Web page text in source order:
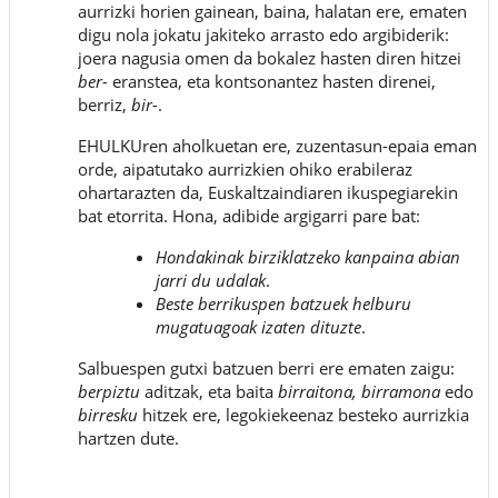
aurrizki horien gainean, baina, halatan ere, ematen
digu nola jokatu jakiteko arrasto edo argibiderik:
joera nagusia omen da bokalez hasten diren hitzei
ber- eranstea, eta kontsonantez hasten direnei,
berriz, bir-.
EHULKUren aholkuetan ere, zuzentasun-epaia eman
orde, aipatutako aurrizkien ohiko erabileraz
ohartarazten da, Euskaltzaindiaren ikuspegiarekin
bat etorrita. Hona, adibide argigarri pare bat:
Hondakinak birziklatzeko kanpaina abian
jarri du udalak.
Beste berrikuspen batzuek helburu
mugatuagoak izaten dituzte.
Salbuespen gutxi batzuen berri ere ematen zaigu:
berpiztu aditzak, eta baita birraitona, birramona edo
birresku hitzek ere, legokiekeenaz besteko aurrizkia
hartzen dute.